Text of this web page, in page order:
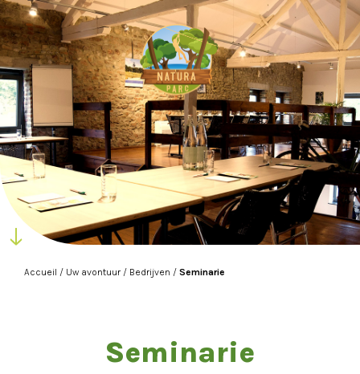
Accueil / Uw avontuur / Bedrijven / Seminarie
Seminarie